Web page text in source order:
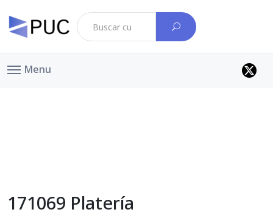
Menu
171069 Platería